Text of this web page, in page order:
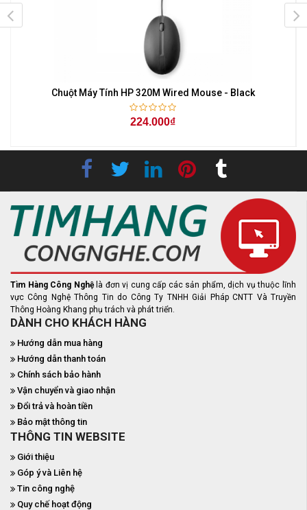
Chuột Máy Tính HP 320M Wired Mouse - Black
224.000₫
Tìm Hàng Công Nghệ là đơn vị cung cấp các sản phẩm, dịch vụ thuộc lĩnh
vực Công Nghệ Thông Tin do Công Ty TNHH Giải Pháp CNTT Và Truyền
Thông Hoàng Khang phụ trách và phát triển.
DÀNH CHO KHÁCH HÀNG
Hướng dẫn mua hàng
Hướng dẫn thanh toán
Chính sách bảo hành
Vận chuyển và giao nhận
Đổi trả và hoàn tiền
Bảo mật thông tin
THÔNG TIN WEBSITE
Giới thiệu
Góp ý và Liên hệ
Tin công nghệ
Quy chế hoạt động